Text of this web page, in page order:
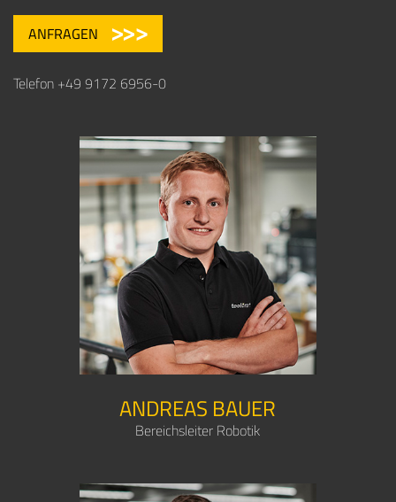
ANFRAGEN
Telefon +49 9172 6956-0
ANDREAS BAUER
Bereichsleiter Robotik